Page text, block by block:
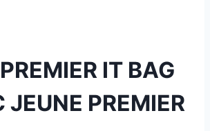
IT BAG
JEUNE PREMIER